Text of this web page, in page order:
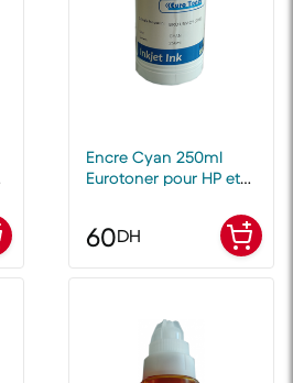
Encre Cyan 250ml
Eurotoner pour HP et
60DH